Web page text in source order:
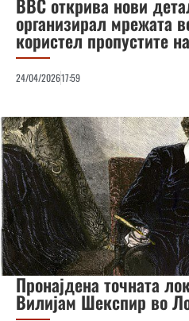
BBC открива нови
организирал мрежата
користел пропустите
24/04/202617:59
Пронајдена точната
Вилијам Шекспир во